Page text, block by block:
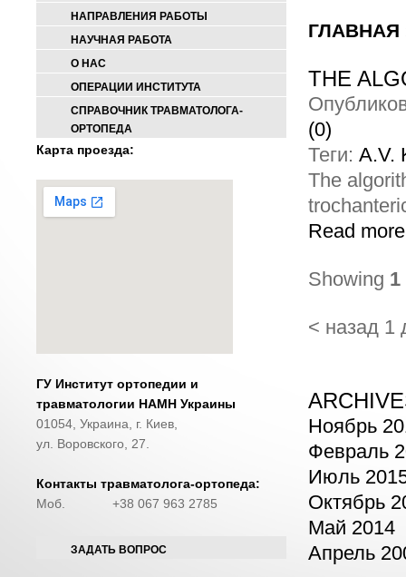
НАПРАВЛЕНИЯ РАБОТЫ
НАУЧНАЯ РАБОТА
О НАС
ОПЕРАЦИИ ИНСТИТУТА
СПРАВОЧНИК ТРАВМАТОЛОГА-
ОРТОПЕДА
Карта проезда:
ГУ Институт ортопедии и
травматологии НАМН Украины
01054, Украина, г. Киев,
ул. Воровского, 27.
Контакты травматолога-ортопеда:
+38 067 963 2785
Моб.
ЗАДАТЬ ВОПРОС
ГЛАВНАЯ
THE
(0)
Теги: A.V.
The
Read
Showing 1
< назад 1
Ноябрь
Февраль
Июль
Октябрь
Май 2014
Апрель